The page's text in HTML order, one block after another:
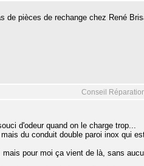
de pièces de rechange chez René
Conseil
d'odeur quand on le charge trop...
du conduit double paroi inox qui
pour moi ça vient de là, sans